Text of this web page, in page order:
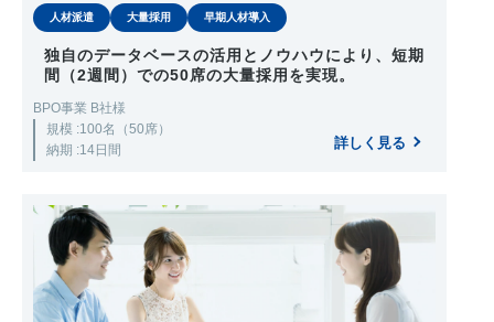
人材派遣 大量採用 早期人材導入
独自のデータベースの活用とノウハウにより、短期
間（2週間）での50席の大量採用を実現。
BPO事業 B社様
規模 :100名（50席）
納期 :14日間
詳しく見る